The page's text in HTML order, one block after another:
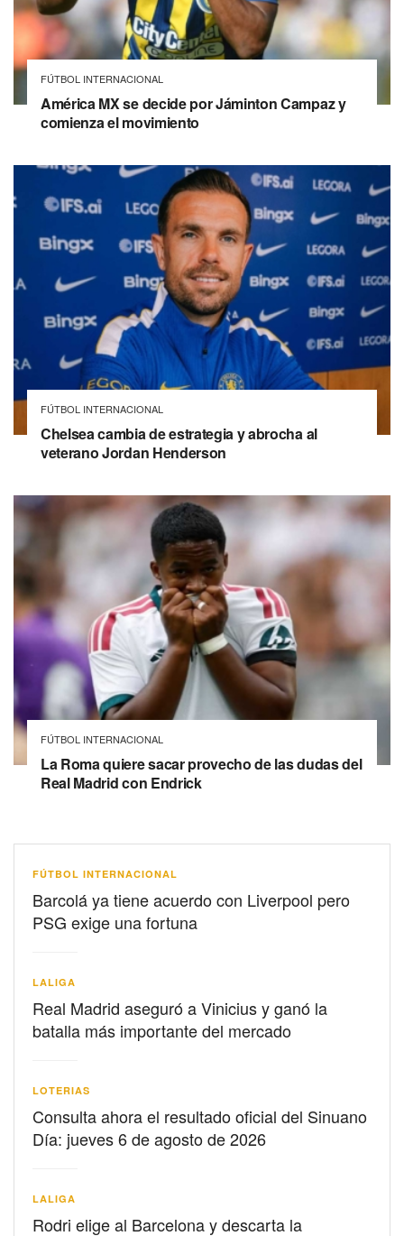
FÚTBOL INTERNACIONAL
América MX se decide por Jáminton Campaz y
comienza el movimiento
FÚTBOL INTERNACIONAL
Chelsea cambia de estrategia y abrocha al
veterano Jordan Henderson
FÚTBOL INTERNACIONAL
La Roma quiere sacar provecho de las dudas del
Real Madrid con Endrick
FÚTBOL INTERNACIONAL
Barcolá ya tiene acuerdo con Liverpool pero
PSG exige una fortuna
LALIGA
Real Madrid aseguró a Vinicius y ganó la
batalla más importante del mercado
LOTERIAS
Consulta ahora el resultado oficial del Sinuano
Día: jueves 6 de agosto de 2026
LALIGA
Rodri elige al Barcelona y descarta la